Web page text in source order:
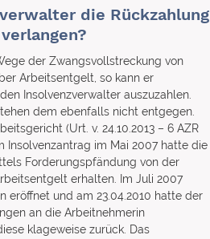
die Rückzahlung
der Zwangsvollstreckung von
Arbeitsentgelt, so kann er
Insolvenzverwalter auszuzahlen.
dem ebenfalls nicht entgegen.
(Urt. v. 24.10.2013 – 6 AZR
Insolvenzantrag im Mai 2007 hatte die
Forderungspfändung von der
erhalten. Im Juli 2007
eröffnet und am 23.04.2010 hatte der
an die Arbeitnehmerin
klageweise zurück. Das